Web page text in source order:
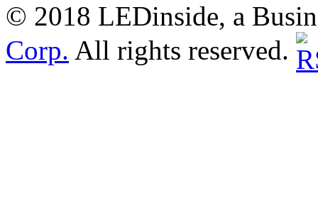
© 2018 LEDinside, a
Corp. All rights reserved.